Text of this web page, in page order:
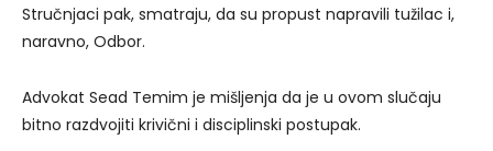
Stručnjaci pak, smatraju, da su propust napravili tužilac i,
naravno, Odbor.
Advokat Sead Temim je mišljenja da je u ovom slučaju
bitno razdvojiti krivični i disciplinski postupak.